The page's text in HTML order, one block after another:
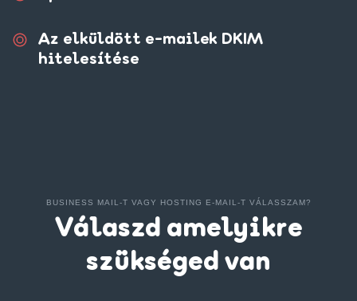
Az elküldött e-mailek DKIM
hitelesítése
BUSINESS MAIL-T VAGY HOSTING E-MAIL-T VÁLASSZAM?
Válaszd amelyikre
szükséged van